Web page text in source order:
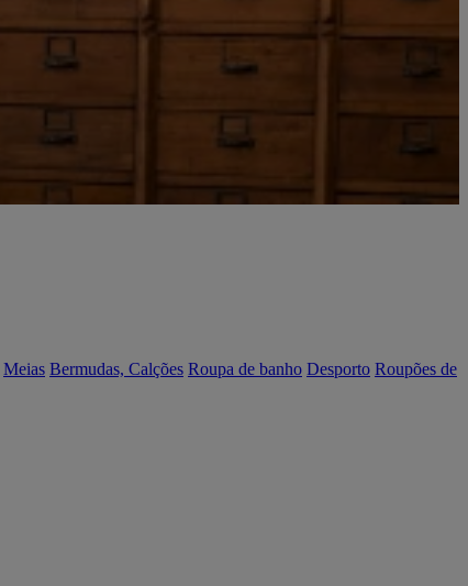
Meias Bermudas, Calções Roupa de banho Desporto Roupões de